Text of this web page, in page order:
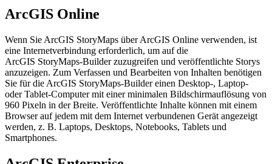
ArcGIS Online
Wenn Sie ArcGIS StoryMaps über ArcGIS Online verwenden, ist
eine Internetverbindung erforderlich, um auf die
ArcGIS StoryMaps-Builder zuzugreifen und veröffentlichte Storys
anzuzeigen. Zum Verfassen und Bearbeiten von Inhalten benötigen
Sie für die ArcGIS StoryMaps-Builder einen Desktop-, Laptop-
oder Tablet-Computer mit einer minimalen Bildschirmauflösung von
960 Pixeln in der Breite. Veröffentlichte Inhalte können mit einem
Browser auf jedem mit dem Internet verbundenen Gerät angezeigt
werden, z. B. Laptops, Desktops, Notebooks, Tablets und
Smartphones.